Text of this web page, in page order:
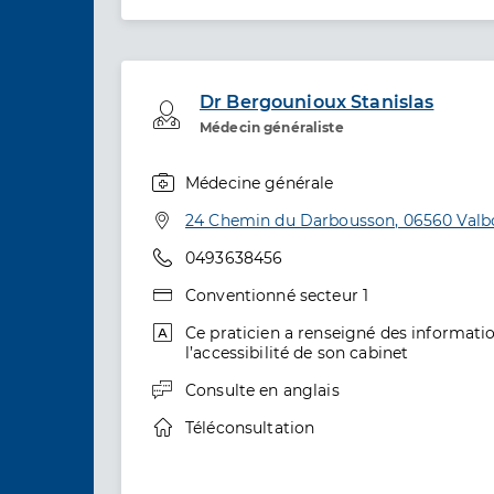
Dr Bergounioux Stanislas
Médecin généraliste
Professionel de santé
Médecine générale
Adresse
24 Chemin du Darbousson, 06560
Téléphone
0493638456
Type de convention
Conventionné secteur 1
informations relatives à l’accessibilité
Ce praticien a renseigné des
l’accessibilité de son cabinet
informations relatives aux langues
Consulte en anglais
informations relatives à la
Téléconsultation